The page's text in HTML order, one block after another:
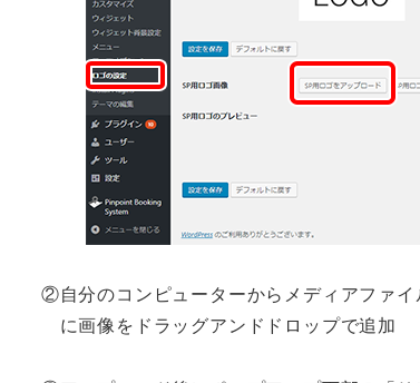
②自分のコンピューターからメディアファイ
に画像をドラッグアンドドロップで追加